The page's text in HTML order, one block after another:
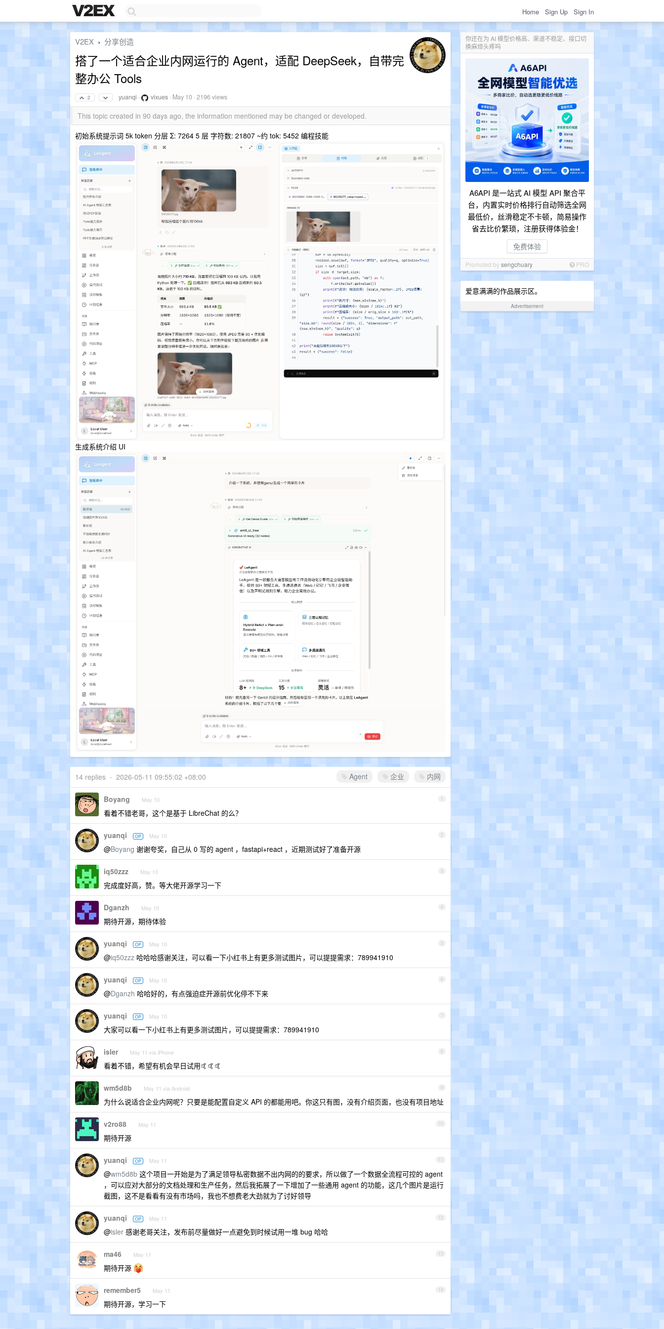
Home Sign Up Sign In
你还在为 AI 模型价格高、渠道不稳定、接口切
换麻烦头疼吗
A6API 是一站式 AI 模型 API 聚合平
台，内置实时价格排行自动筛选全网
最低价，丝滑稳定不卡顿，简易操作
省去比价繁琐，注册获得体验金！
免费体验
Promoted bysengchuary PRO
爱意满满的作品展示区。
Advertisement
V2EX › 分享创造
搭了一个适合企业内网运行的 Agent，适配 DeepSeek，自带完
整办公 Tools
2 yuanqi · vixues · May 10 · 2196 views
This topic created in 90 days ago, the information mentioned may be changed or developed.
初始系统提示词 5k token 分层 Σ: 7264 5 层 字符数: 21807 ~约 tok: 5452 编程技能
生成系统介绍 UI
Agent 企业 内网
14 replies • 2026-05-11 09:55:02 +08:00
1
Boyang May 10
看着不错老哥，这个是基于 LibreChat 的么？
2
yuanqi OP May 10
@Boyang 谢谢夸奖，自己从 0 写的 agent ，fastapi+react ，近期测试好了准备开源
3
iq50zzz May 10
完成度好高，赞。等大佬开源学习一下
4
Dganzh May 10
期待开源，期待体验
5
yuanqi OP May 10
@iq50zzz 哈哈哈感谢关注，可以看一下小红书上有更多测试图片，可以提提需求：789941910
6
yuanqi OP May 10
@Dganzh 哈哈好的，有点强迫症开源前优化停不下来
7
yuanqi OP May 10
大家可以看一下小红书上有更多测试图片，可以提提需求：789941910
8
isler May 11 via iPhone
看着不错，希望有机会早日试用🤙🤙🤙
9
wm5d8b May 11 via Android
为什么说适合企业内网呢？只要是能配置自定义 API 的都能用吧。你这只有图，没有介绍页面，也没有项目地址
10
v2ro88 May 11
期待开源
11
yuanqi OP May 11
@wm5d8b 这个项目一开始是为了满足领导私密数据不出内网的的要求，所以做了一个数据全流程可控的 agent
，可以应对大部分的文档处理和生产任务，然后我拓展了一下增加了一些通用 agent 的功能，这几个图片是运行
截图，这不是看看有没有市场吗，我也不想费老大劲就为了讨好领导
12
yuanqi OP May 11
@isler 感谢老哥关注，发布前尽量做好一点避免到时候试用一堆 bug 哈哈
13
ma46 May 11
期待开源
14
remember5 May 11
期待开源，学习一下